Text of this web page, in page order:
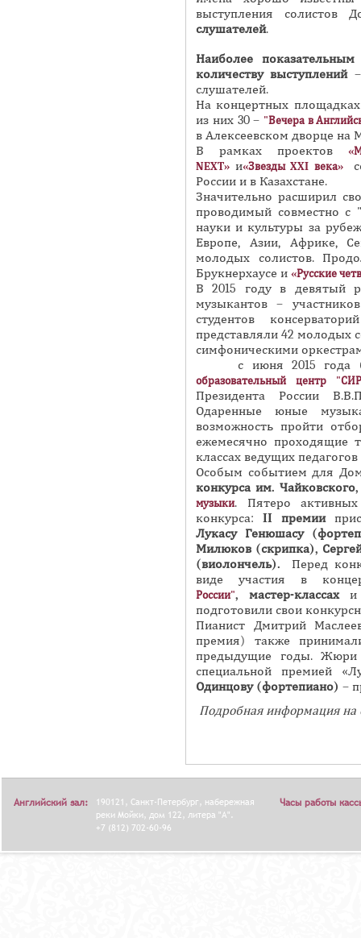
выступления солистов
слушателей.
Наиболее
количеству выступлений–
слушателей.
На концертных площадках
из них 30 – "Вечера в
в Алексеевском дворце на
В рамках проектов
NEXT» и«Звезды XXI века»
России и в Казахстане.
Значительно расширил
проводимый совместно с
науки и культуры за
Европе, Азии, Африке,
молодых солистов.
Брукнерхаусе и «Русские
В 2015 году в девятый
музыкантов –
студентов
представляли 42 молодых
симфоническими
с июня 2015 года
образовательный центр
Президента России
Одаренные юные
возможность пройти
ежемесячно проходящие
классах ведущих
Особым событием для
конкурса им. Чайковского,
музыки. Пятеро активных
конкурса: II премии
Лукасу Генюшасу
Милюков (скрипка),
(виолончель).
Перед
виде участия в
России", мастер-классахи
подготовили свои
Пианист Дмитрий
премия) также
предыдущие годы.
специальной премией
Одинцову (фортепиано) –
Подробная информация на
Английский зал:
190121, Санкт-Петербург, набережная
реки Мойки, дом 122, литера "А".
+7 (812) 702-60-96
Часы работы